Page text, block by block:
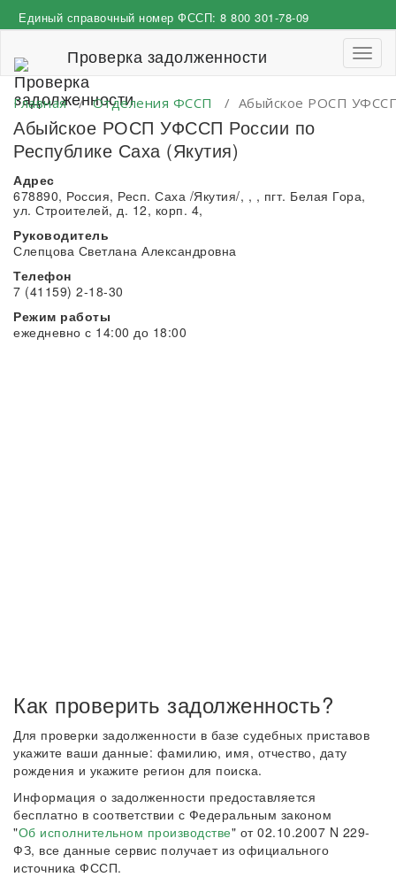
к
Единый справочный номер ФССП: 8 800 301-78-09
Проверка задолженности
Главная/Отделения ФССП / Абыйское РОСП УФССП
Абыйское РОСП УФССП России по
Республике Саха (Якутия)
Адрес
678890, Россия, Респ. Саха /Якутия/, , , пгт. Белая Гора,
ул. Строителей, д. 12, корп. 4,
Руководитель
Слепцова Светлана Александровна
Телефон
7 (41159) 2-18-30
Режим работы
ежедневно с 14:00 до 18:00
Как проверить задолженность?
Для проверки задолженности в базе судебных приставов
укажите ваши данные: фамилию, имя, отчество, дату
рождения и укажите регион для поиска.
Информация о задолженности предоставляется
бесплатно в соответствии с Федеральным законом
"Об исполнительном производстве" от 02.10.2007 N 229-
ФЗ, все данные сервис получает из официального
источника ФССП.